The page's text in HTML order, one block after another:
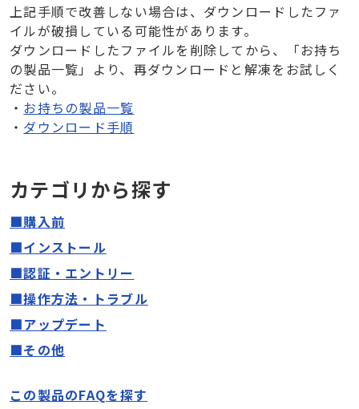
上記手順で改善しない場合は、ダウンロードしたファ
イルが破損している可能性があります。
ダウンロードしたファイルを削除してから、「お持ち
の製品一覧」より、再ダウンロードと解凍をお試しく
ださい。
・ お持ちの製品一覧
・ ダウンロード手順
カテゴリから探す
■購入前
■インストール
■認証・エントリー
■操作方法・トラブル
■アップデート
■その他
この製品のFAQを探す